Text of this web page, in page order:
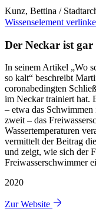
Kunz, Bettina /
Wissenselement
Der Neckar ist
In seinem Artikel „Wo
so kalt“ beschreibt
coronabedingten
im Neckar trainiert hat.
– etwa das
zweit – das
Wassertemperaturen
vermittelt der Beitrag
und zeigt, wie sich der
Freiwasserschwimmer
2020
Zur Website